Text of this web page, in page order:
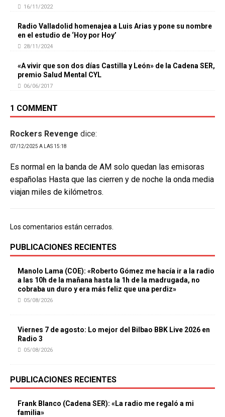
16/11/2022
Radio Valladolid homenajea a Luis Arias y pone su nombre
en el estudio de ‘Hoy por Hoy’
28/11/2024
«A vivir que son dos días Castilla y León» de la Cadena SER,
premio Salud Mental CYL
06/06/2017
1 COMMENT
Rockers Revenge dice:
07/12/2025 A LAS 15:18
Es normal en la banda de AM solo quedan las emisoras
españolas Hasta que las cierren y de noche la onda media
viajan miles de kilómetros.
Los comentarios están cerrados.
PUBLICACIONES RECIENTES
Manolo Lama (COE): «Roberto Gómez me hacía ir a la radio
a las 10h de la mañana hasta la 1h de la madrugada, no
cobraba un duro y era más feliz que una perdiz»
05/08/2026
Viernes 7 de agosto: Lo mejor del Bilbao BBK Live 2026 en
Radio 3
05/08/2026
PUBLICACIONES RECIENTES
Frank Blanco (Cadena SER): «La radio me regaló a mi
familia»